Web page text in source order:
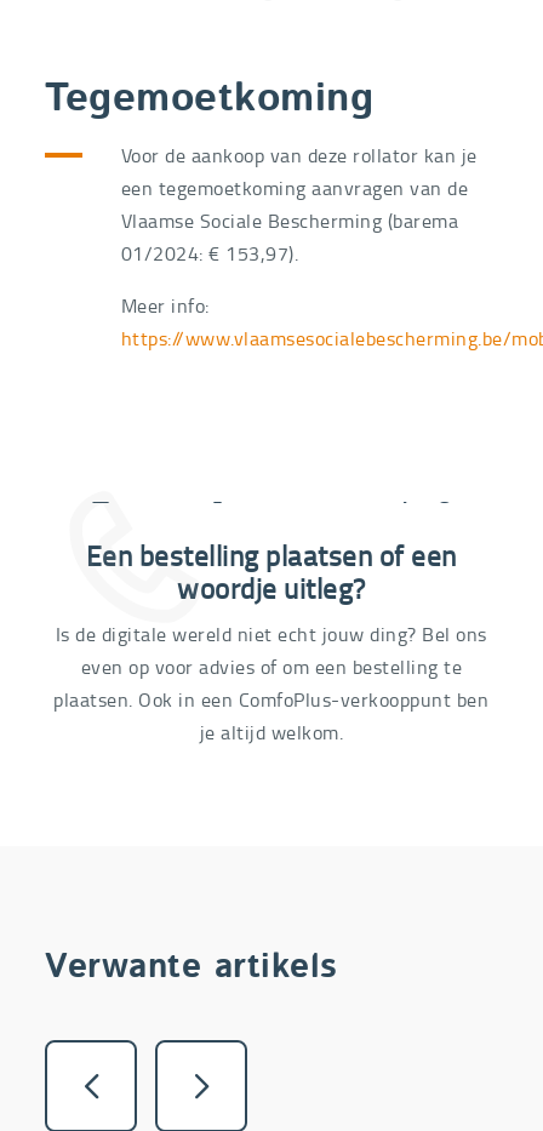
Tegemoetkoming
Voor de aankoop van deze rollator kan je
een tegemoetkoming aanvragen van de
Vlaamse Sociale Bescherming (barema
01/2024: € 153,97).
Meer info:
https://www.vlaamsesocialebescherming.be/
03 292 21 60
Een bestelling plaatsen of een
woordje uitleg?
Is de digitale wereld niet echt jouw ding? Bel ons
even op voor advies of om een bestelling te
plaatsen. Ook in een ComfoPlus-verkooppunt ben
je altijd welkom.
Verwante artikels
Vorige Volgende